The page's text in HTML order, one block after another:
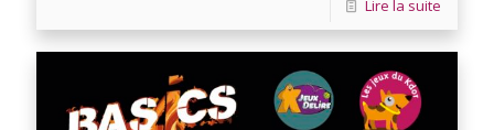
Lire la suite